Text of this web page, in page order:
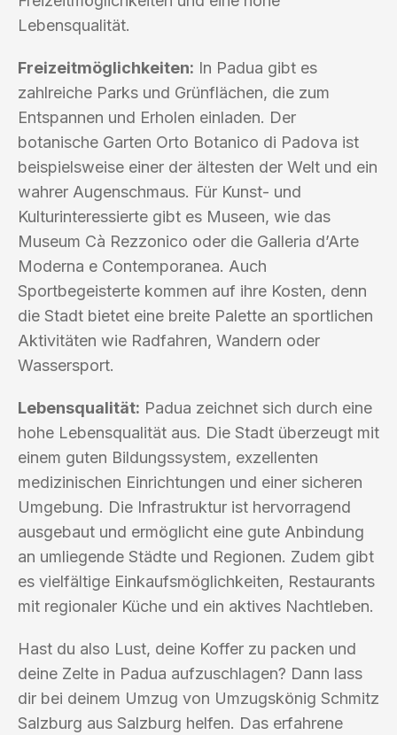
Lebensqualität.
Freizeitmöglichkeiten: In Padua gibt es
zahlreiche Parks und Grünflächen, die zum
Entspannen und Erholen einladen. Der
botanische Garten Orto Botanico di Padova ist
beispielsweise einer der ältesten der Welt und ein
wahrer Augenschmaus. Für Kunst- und
Kulturinteressierte gibt es Museen, wie das
Museum Cà Rezzonico oder die Galleria d’Arte
Moderna e Contemporanea. Auch
Sportbegeisterte kommen auf ihre Kosten, denn
die Stadt bietet eine breite Palette an sportlichen
Aktivitäten wie Radfahren, Wandern oder
Wassersport.
Lebensqualität: Padua zeichnet sich durch eine
hohe Lebensqualität aus. Die Stadt überzeugt mit
einem guten Bildungssystem, exzellenten
medizinischen Einrichtungen und einer sicheren
Umgebung. Die Infrastruktur ist hervorragend
ausgebaut und ermöglicht eine gute Anbindung
an umliegende Städte und Regionen. Zudem gibt
es vielfältige Einkaufsmöglichkeiten, Restaurants
mit regionaler Küche und ein aktives Nachtleben.
Hast du also Lust, deine Koffer zu packen und
deine Zelte in Padua aufzuschlagen? Dann lass
dir bei deinem Umzug von Umzugskönig Schmitz
Salzburg aus Salzburg helfen. Das erfahrene